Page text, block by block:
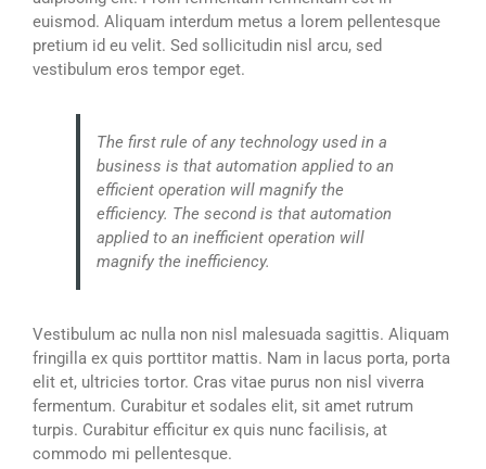
euismod. Aliquam interdum metus a lorem pellentesque
pretium id eu velit. Sed sollicitudin nisl arcu, sed
vestibulum eros tempor eget.
The first rule of any technology used in a
business is that automation applied to an
efficient operation will magnify the
efficiency. The second is that automation
applied to an inefficient operation will
magnify the inefficiency.
Vestibulum ac nulla non nisl malesuada sagittis. Aliquam
fringilla ex quis porttitor mattis. Nam in lacus porta, porta
elit et, ultricies tortor. Cras vitae purus non nisl viverra
fermentum. Curabitur et sodales elit, sit amet rutrum
turpis. Curabitur efficitur ex quis nunc facilisis, at
commodo mi pellentesque.